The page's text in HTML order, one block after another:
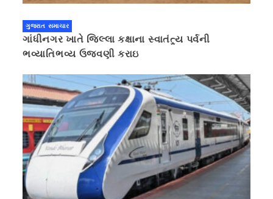
ગુજરાત સમાચાર
ગાંધીનગર ખાતે જિલ્લા કક્ષાના સ્વાતંત્ર્ય પર્વની
ભવ્યાતિભવ્ય ઉજવણી કરાઇ